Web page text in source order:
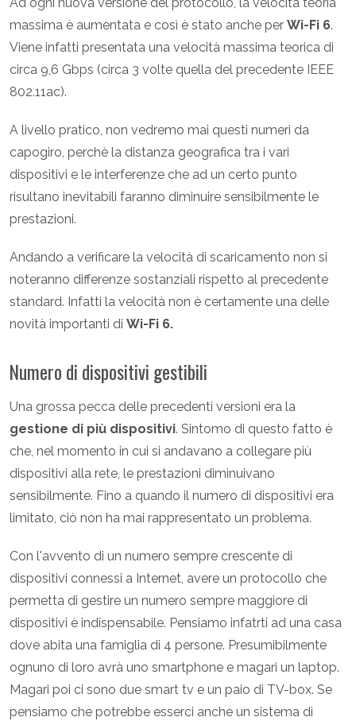
massima è aumentata e così è stato anche per Wi-Fi 6.
Viene infatti presentata una velocità massima teorica di
circa 9,6 Gbps (circa 3 volte quella del precedente IEEE
802.11ac).
A livello pratico, non vedremo mai questi numeri da
capogiro, perchè la distanza geografica tra i vari
dispositivi e le interferenze che ad un certo punto
risultano inevitabili faranno diminuire sensibilmente le
prestazioni.
Andando a verificare la velocità di scaricamento non si
noteranno differenze sostanziali rispetto al precedente
standard. Infatti la velocità non è certamente una delle
novità importanti di Wi-Fi 6.
Numero di dispositivi gestibili
Una grossa pecca delle precedenti versioni era la
gestione di più dispositivi. Sintomo di questo fatto è
che, nel momento in cui si andavano a collegare più
dispositivi alla rete, le prestazioni diminuivano
sensibilmente. Fino a quando il numero di dispositivi era
limitato, ciò non ha mai rappresentato un problema.
Con l'avvento di un numero sempre crescente di
dispositivi connessi a Internet, avere un protocollo che
permetta di gestire un numero sempre maggiore di
dispositivi è indispensabile. Pensiamo infatrti ad una casa
dove abita una famiglia di 4 persone. Presumibilmente
ognuno di loro avrà uno smartphone e magari un laptop.
Magari poi ci sono due smart tv e un paio di TV-box. Se
pensiamo che potrebbe esserci anche un sistema di